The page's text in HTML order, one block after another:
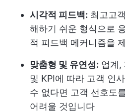
시각적 피드백: 최고 고
해하기 쉬운 형식으로
적 피드백 메커니즘을
맞춤형 및 유연성: 업계,
및 KPI에 따라 고객 인
수 없다면 고객 선호도
어려울 것입니다